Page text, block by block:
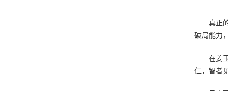
真正
破局能力
在姜
仁，智者